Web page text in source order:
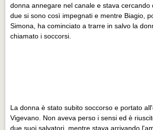
donna annegare nel canale e stava cercando
due si sono così impegnati e mentre Biagio,
Simona, ha cominciato a trarre in salvo la
chiamato i soccorsi.
La donna è stato subito soccorso e portato
Vigevano. Non aveva perso i sensi ed è
due suoi salvatori, mentre stava arrivando